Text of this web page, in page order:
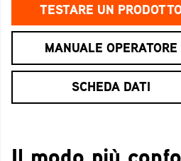
TESTARE UN
MANUALE OPERATORE
SCHEDA DATI